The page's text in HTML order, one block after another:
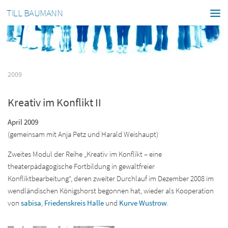
TILL BAUMANN
2009
Kreativ im Konflikt II
April 2009
(gemeinsam mit Anja Petz und Harald Weishaupt)
Zweites Modul der Reihe „Kreativ im Konflikt – eine
theaterpädagogische Fortbildung in gewaltfreier
Konfliktbearbeitung“, deren zweiter Durchlauf im Dezember 2008 im
wendländischen Königshorst begonnen hat, wieder als Kooperation
von sabisa, Friedenskreis Halle und Kurve Wustrow.